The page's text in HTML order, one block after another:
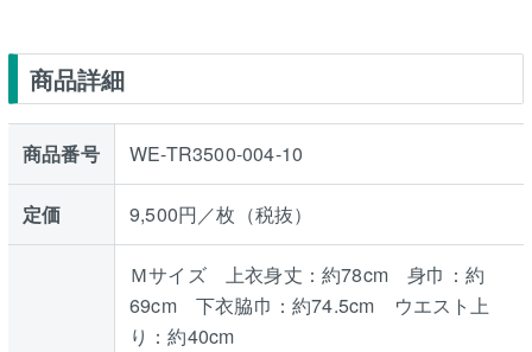
商品詳細
商品番号 WE-TR3500-004-10
定価 9,500円／枚（税抜）
Ｍサイズ 上衣身丈：約78cm 身巾：約
69cm 下衣脇巾：約74.5cm ウエスト上
り：約40cm